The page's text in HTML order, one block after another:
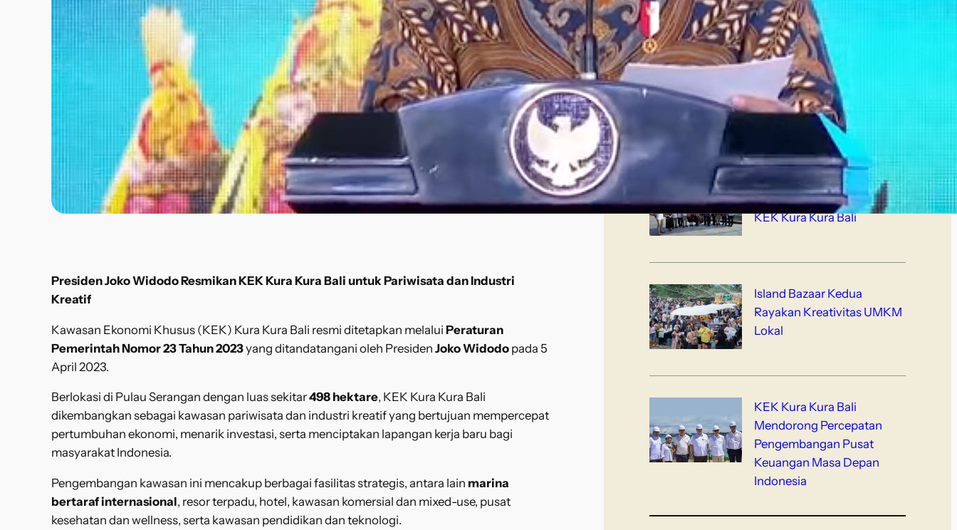
Presiden Joko Widodo Resmikan KEK Kura Kura Bali untuk Pariwisata dan Industri
Kreatif
Kawasan Ekonomi Khusus (KEK) Kura Kura Bali resmi ditetapkan melalui Peraturan
Pemerintah Nomor 23 Tahun 2023yang ditandatangani oleh Presiden Joko Widodo pada 5
April 2023.
Berlokasi di Pulau Serangan dengan luas sekitar498 hektare, KEK Kura Kura Bali
dikembangkan sebagai kawasan pariwisata dan industri kreatif yang bertujuan mempercepat
pertumbuhan ekonomi, menarik investasi, serta menciptakan lapangan kerja baru bagi
masyarakat Indonesia.
Pengembangan kawasan ini mencakup berbagai fasilitas strategis, antara lain marina
bertaraf internasional, resor terpadu, hotel, kawasan komersial dan mixed-use, pusat
kesehatan dan wellness, serta kawasan pendidikan dan teknologi.
Brand Global
Aliansi Keuangan Global
G20 Bali Dukung Pusat
Keuangan Internasional Bali
Parlemen Indonesia
Dukung Pengembangan
KEK Kura Kura Bali
Island Bazaar Kedua
Rayakan Kreativitas UMKM
Lokal
KEK Kura Kura Bali
Mendorong Percepatan
Pengembangan Pusat
Keuangan Masa Depan
Indonesia